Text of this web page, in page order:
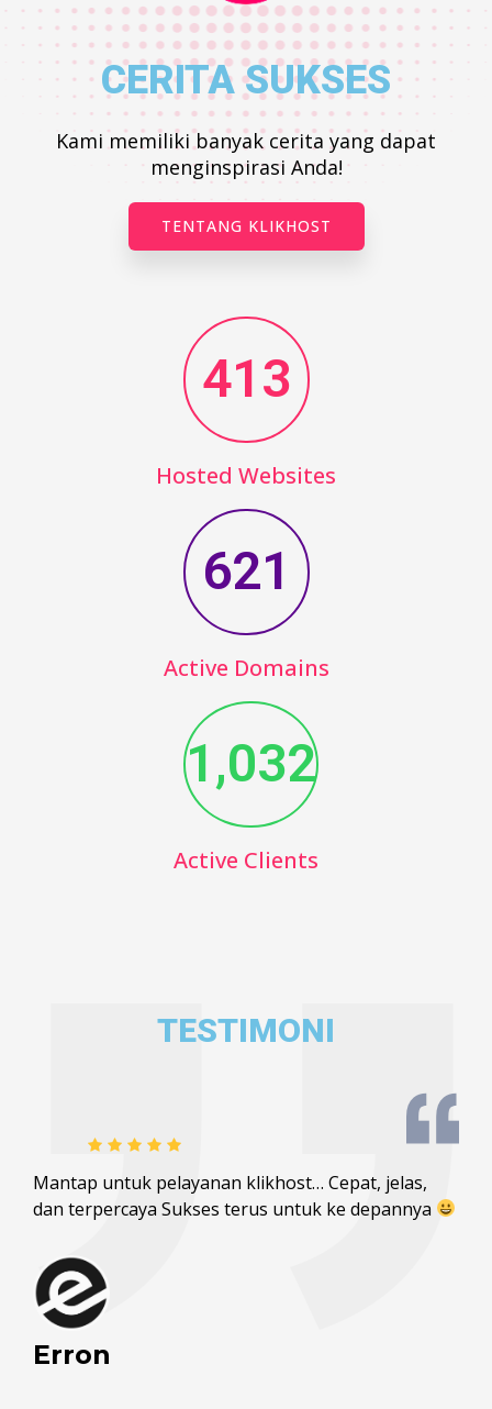
CERITA SUKSES
Kami memiliki banyak cerita yang dapat
menginspirasi Anda!
TENTANG KLIKHOST
413
Hosted Websites
621
Active Domains
1,032
Active Clients
TESTIMONI
Mantap untuk pelayanan klikhost… Cepat, jelas,
dan terpercaya Sukses terus untuk ke depannya
Erron